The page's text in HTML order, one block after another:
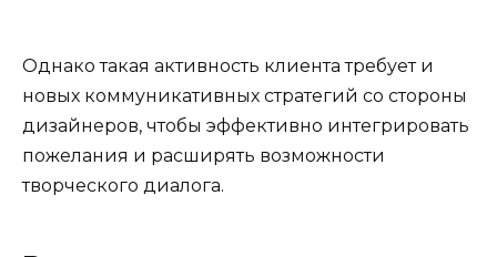
Однако такая активность клиента требует и
новых коммуникативных стратегий со стороны
дизайнеров, чтобы эффективно интегрировать
пожелания и расширять возможности
творческого диалога.